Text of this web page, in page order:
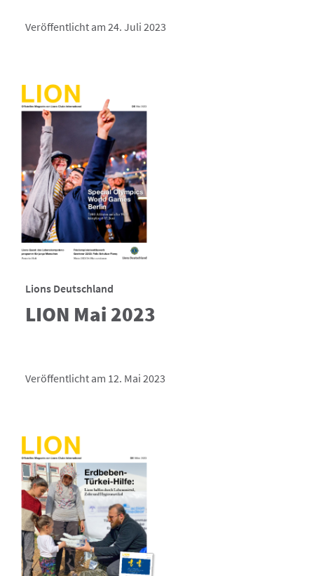
Veröffentlicht am 24. Juli 2023
Lions Deutschland
LION Mai 2023
Veröffentlicht am 12. Mai 2023